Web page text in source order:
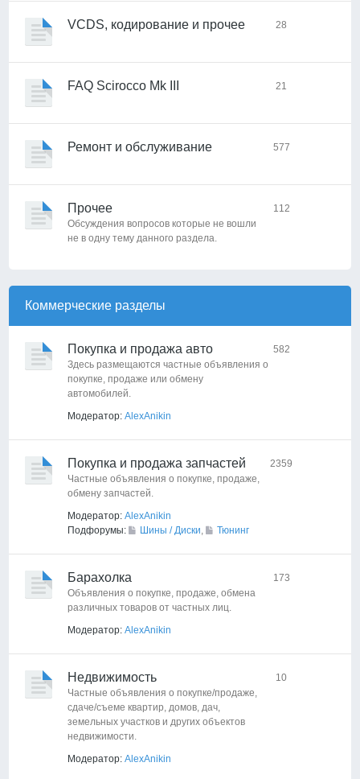
VCDS, кодирование и прочее 28
FAQ Scirocco Mk III 21
Ремонт и обслуживание 577
Прочее
Обсуждения вопросов которые не вошли
не в одну тему данного раздела.
112
Коммерческие разделы
Покупка и продажа авто
Здесь размещаются частные объявления о
покупке, продаже или обмену
автомобилей.
Модератор: AlexAnikin
582
Покупка и продажа запчастей
Частные объявления о покупке, продаже,
обмену запчастей.
Модератор: AlexAnikin
Подфорумы:
Шины / Диски, Тюнинг
2359
Барахолка
Объявления о покупке, продаже, обмена
различных товаров от частных лиц.
Модератор: AlexAnikin
173
Недвижимость
Частные объявления о покупке/продаже,
сдаче/съеме квартир, домов, дач,
земельных участков и других объектов
недвижимости.
Модератор: AlexAnikin
10